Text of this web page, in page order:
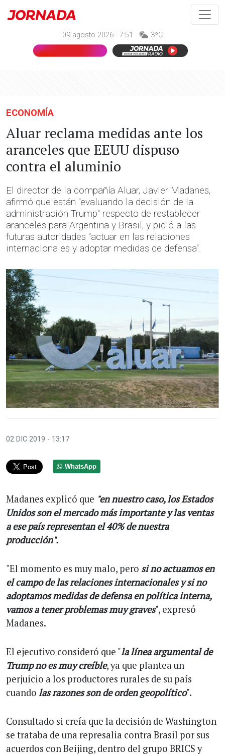
09 agosto 2026 - 7:51 - 3ºC
ECONOMÍA
Aluar reclama medidas ante los
aranceles que EEUU dispuso
contra el aluminio
El director de la compañía Aluar, Javier Madanes,
afirmó que están "evaluando la decisión de la
administración Trump" respecto de restablecer
aranceles para Argentina y Brasil, y pidió a las
futuras autoridades "actuar en las relaciones
internacionales y adoptar medidas de defensa".
02 DIC 2019 - 13:17
WhatsApp
Madanes explicó que "en nuestro caso, los Estados
Unidos son el mercado más importante y las ventas
a ese país representan el 40% de nuestra
producción".
"El momento es muy malo, pero si no actuamos en
el campo de las relaciones internacionales y si no
adoptamos medidas de defensa en política interna,
vamos a tener problemas muy graves", expresó
Madanes.
El ejecutivo consideró que "la línea argumental de
Trump no es muy creíble, ya que plantea un
perjuicio a los productores rurales de su país
cuando las razones son de orden geopolítico".
Consultado si creía que la decisión de Washington
se trataba de una represalia contra Brasil por sus
acuerdos con Beijing, dentro del grupo BRICS y